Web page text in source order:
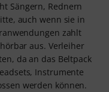
Sängern, Rednern
auch wenn sie in
zahlt
aus. Verleiher
da an das Beltpack
Instrumente
werden können.